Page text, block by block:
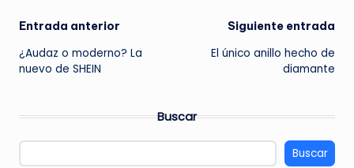
Navegación
de
Entrada anterior
¿Audaz o moderno? La
nuevo de SHEIN
Siguiente entrada
El único anillo hecho de
diamante
Buscar
Buscar